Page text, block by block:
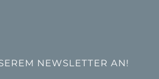
NEWSLETTER AN!